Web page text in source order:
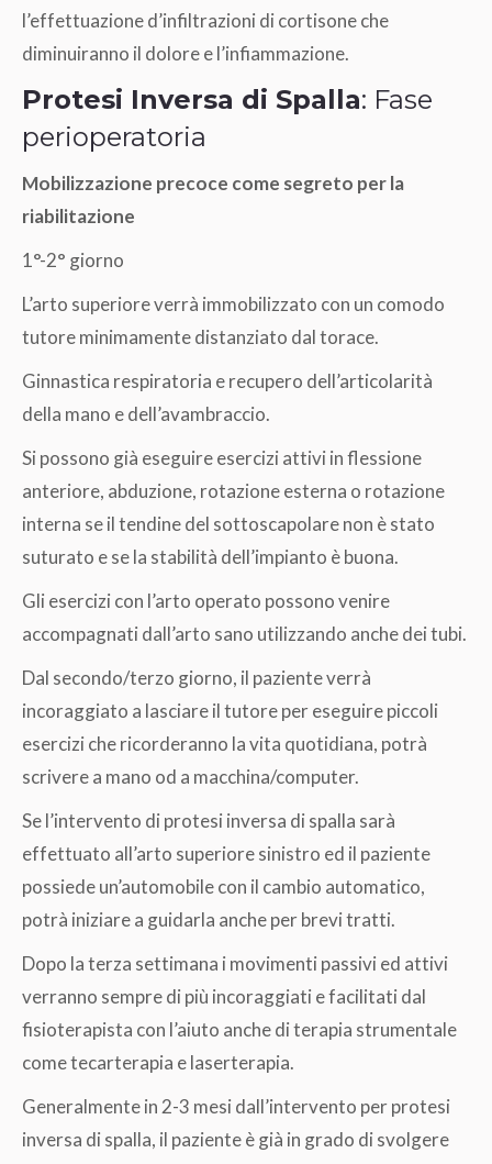
l’effettuazione d’infiltrazioni di cortisone che
diminuiranno il dolore e l’infiammazione.
Protesi Inversa di Spalla: Fase
perioperatoria
Mobilizzazione precoce come segreto per la
riabilitazione
1°-2° giorno
L’arto superiore verrà immobilizzato con un comodo
tutore minimamente distanziato dal torace.
Ginnastica respiratoria e recupero dell’articolarità
della mano e dell’avambraccio.
Si possono già eseguire esercizi attivi in flessione
anteriore, abduzione, rotazione esterna o rotazione
interna se il tendine del sottoscapolare non è stato
suturato e se la stabilità dell’impianto è buona.
Gli esercizi con l’arto operato possono venire
accompagnati dall’arto sano utilizzando anche dei tubi.
Dal secondo/terzo giorno, il paziente verrà
incoraggiato a lasciare il tutore per eseguire piccoli
esercizi che ricorderanno la vita quotidiana, potrà
scrivere a mano od a macchina/computer.
Se l’intervento di protesi inversa di spalla sarà
effettuato all’arto superiore sinistro ed il paziente
possiede un’automobile con il cambio automatico,
potrà iniziare a guidarla anche per brevi tratti.
Dopo la terza settimana i movimenti passivi ed attivi
verranno sempre di più incoraggiati e facilitati dal
fisioterapista con l’aiuto anche di terapia strumentale
come tecarterapia e laserterapia.
Generalmente in 2-3 mesi dall’intervento per protesi
inversa di spalla, il paziente è già in grado di svolgere